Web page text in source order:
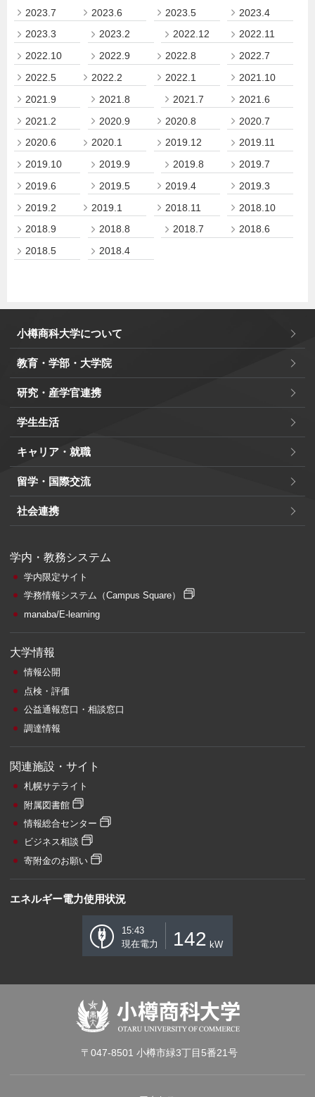
2023.7
2023.6 2023.5
2023.4
2023.3
2023.2 2022.12
2022.11
2022.10
2022.9 2022.8
2022.7
2022.5
2022.2 2022.1
2021.10
2021.9
2021.8 2021.7
2021.6
2021.2
2020.9 2020.8
2020.7
2020.6
2020.1 2019.12
2019.11
2019.10
2019.9 2019.8
2019.7
2019.6
2019.5 2019.4
2019.3
2019.2
2019.1 2018.11
2018.10
2018.9
2018.8 2018.7
2018.6
2018.5
2018.4
小樽商科大学について
教育・学部・大学院
研究・産学官連携
学生生活
キャリア・就職
留学・国際交流
社会連携
学内・教務システム
学内限定サイト
学務情報システム （Campus Square）
manaba/E-learning
大学情報
情報公開
点検・評価
公益通報窓口・相談窓口
調達情報
関連施設・サイト
札幌サテライト
附属図書館
情報総合センター
ビジネス相談
寄附金のお願い
エネルギー電力使用状況
15:43
現在電力
142 kW
〒047-8501 小樽市緑3丁目5番21号